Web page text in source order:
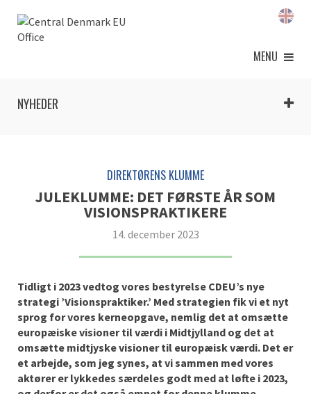
MENU
NYHEDER
DIREKTØRENS KLUMME
JULEKLUMME: DET FØRSTE ÅR SOM
VISIONSPRAKTIKERE
14. december 2023
Tidligt i 2023 vedtog vores bestyrelse CDEU’s nye
strategi ’Visionspraktiker.’ Med strategien fik vi et nyt
sprog for vores kerneopgave, nemlig det at omsætte
europæiske visioner til værdi i Midtjylland og det at
omsætte midtjyske visioner til europæisk værdi. Det er
et arbejde, som jeg synes, at vi sammen med vores
aktører er lykkedes særdeles godt med at løfte i 2023,